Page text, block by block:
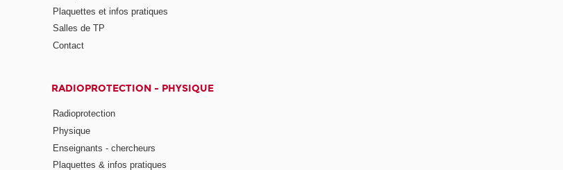
Plaquettes et infos pratiques
Salles de TP
Contact
RADIOPROTECTION - PHYSIQUE
Radioprotection
Physique
Enseignants - chercheurs
Plaquettes & infos pratiques